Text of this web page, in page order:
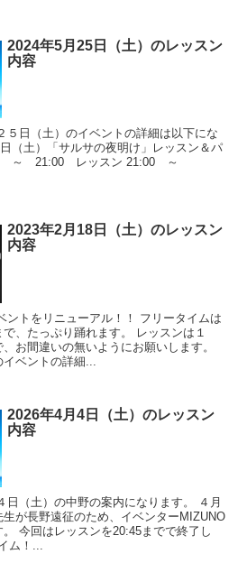
2024年5月25日（土）のレッスン
内容
５日（土）のイベントの詳細は以下にな
（土）「サルサの夜明け」レッスン＆パ
～ 21:00 レッスン 21:00 ～
2023年2月18日（土）のレッスン
内容
ントをリニューアル！！ フリータイムは
、たっぷり踊れます。 レッスンは１
お間違いの無いようにお願いします。
ベントの詳細...
2026年4月4日（土）のレッスン
内容
日（土）の中野の案内になります。 ４月
が長野遠征のため、イベンターMIZUNO
今回はレッスンを20:45までで終了し
ム！...